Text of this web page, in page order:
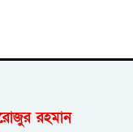
রহমান